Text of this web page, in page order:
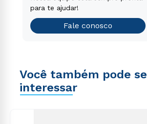
que é o ideal para você.
Teste vocacional
para te ajudar!
Fale conosco
Você também pode se
interessar